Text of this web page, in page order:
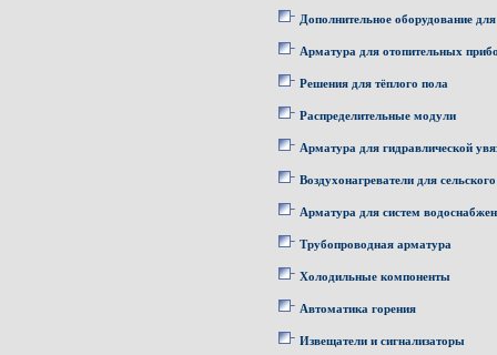
Дополнительное оборудование
Арматура для отопительных
Решения для тёплого пола
Распределительные модули
Арматура для гидравлической
Воздухонагреватели для
Арматура для систем
Трубопроводная арматура
Холодильные компоненты
Автоматика горения
Извещатели и сигнализаторы